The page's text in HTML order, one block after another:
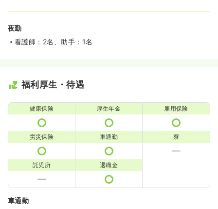
夜勤
看護師：2名、助手：1名
福利厚生・待遇
健康保険 厚生年金 雇用保険
労災保険 車通勤 寮
託児所 退職金
車通勤